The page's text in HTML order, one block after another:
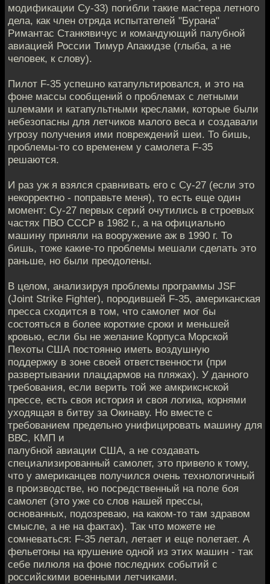
модификации Су-33) погибли такие мастера летного
дела, как член отряда испытателей "Бурана"
Римантас Станкявичус и командующий палубной
авиацией России Тимур Апакидзе (глыба, а не
человек, к слову).
Пилот F-35 успешно катапультировался, и это на
фоне массы сообщений о проблемах с летными
шлемами и катапультными креслами, которые были
небезопасны для летчиков малого веса и создавали
угрозу получения ими повреждений шеи. То бишь,
проблемы-то со временем у самолета F-35
решаются.
И раз уж я взялся сравнивать его с Су-27 (если это
некорректно - поправьте меня), то есть еще один
момент: Су-27 первых серий очутились в строевых
частях ПВО СССР в 1982 г., а на официально
машину приняли на вооружение аж в 1990 г. То
бишь, тоже какие-то проблемы мешали сделать это
раньше, но были преодолены.
В целом, анализируя проблемы программы JSF
(Joint Strike Fighter), породившей F-35, американская
пресса сходится в том, что самолет мог бы
состояться в более короткие сроки и меньшей
кровью, если бы не желание Корпуса Морской
Пехоты США постоянно иметь воздушную
поддержку в зоне своей ответственности (при
развертывании плацдармов на пляжах). У данного
требования, если верить той же амкрикснской
прессе, есть своя история и своя логика, корнями
уходящая в битву за Окинаву. Но вместе с
требованием предельно унифицировать машину для
ВВС, КМП и
палубной авиации США, а не создавать
специализированный самолет, это привело к тому,
что у американцев получился очень технологичный
в производстве, но посредственный на поле боя
самолет (это уже со слов нашей прессы,
основанных, подозреваю, на каком-то там здравом
смысле, а не на фактах). Так что можете не
сомневаться: F-35 летал, летает и еще полетает. А
фельетоны на крушение одной из этих машин - так
себе пилюля на фоне последних событий с
российскими военными летчиками.